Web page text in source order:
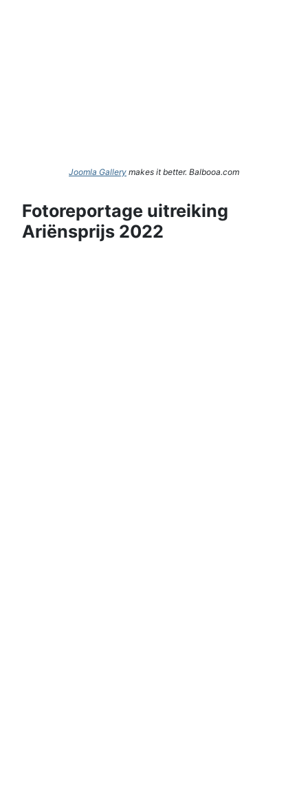
Joomla Gallery makes it better. Balbooa.com
Fotoreportage uitreiking
Ariënsprijs 2022